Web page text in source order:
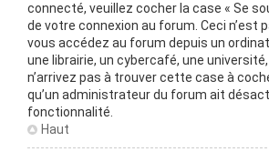
connecté, veuillez cocher la case « Se
de votre connexion au forum. Ceci n’est
vous accédez au forum depuis un
une librairie, un cybercafé, une
n’arrivez pas à trouver cette case à
qu’un administrateur du forum ait
fonctionnalité.
Haut